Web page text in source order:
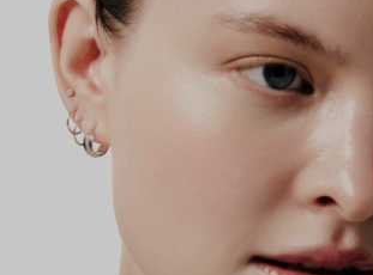
как профессиональные пирсеры (они
безопасность и эргономичность
стилисты (благодаря им дизайн
украшения легко сочетаются между собой).
Украшения AURIS – для тех, кто открыто
делает это интеллигентно и по-взрослому.